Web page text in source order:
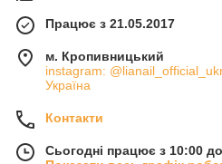
Працює з 21.05.2017
м. Кропивницький
instagram:
Україна
Контакти
Сьогодні працює з 10:00